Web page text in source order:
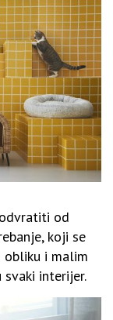
od
koji se
obliku i malim
svaki interijer.